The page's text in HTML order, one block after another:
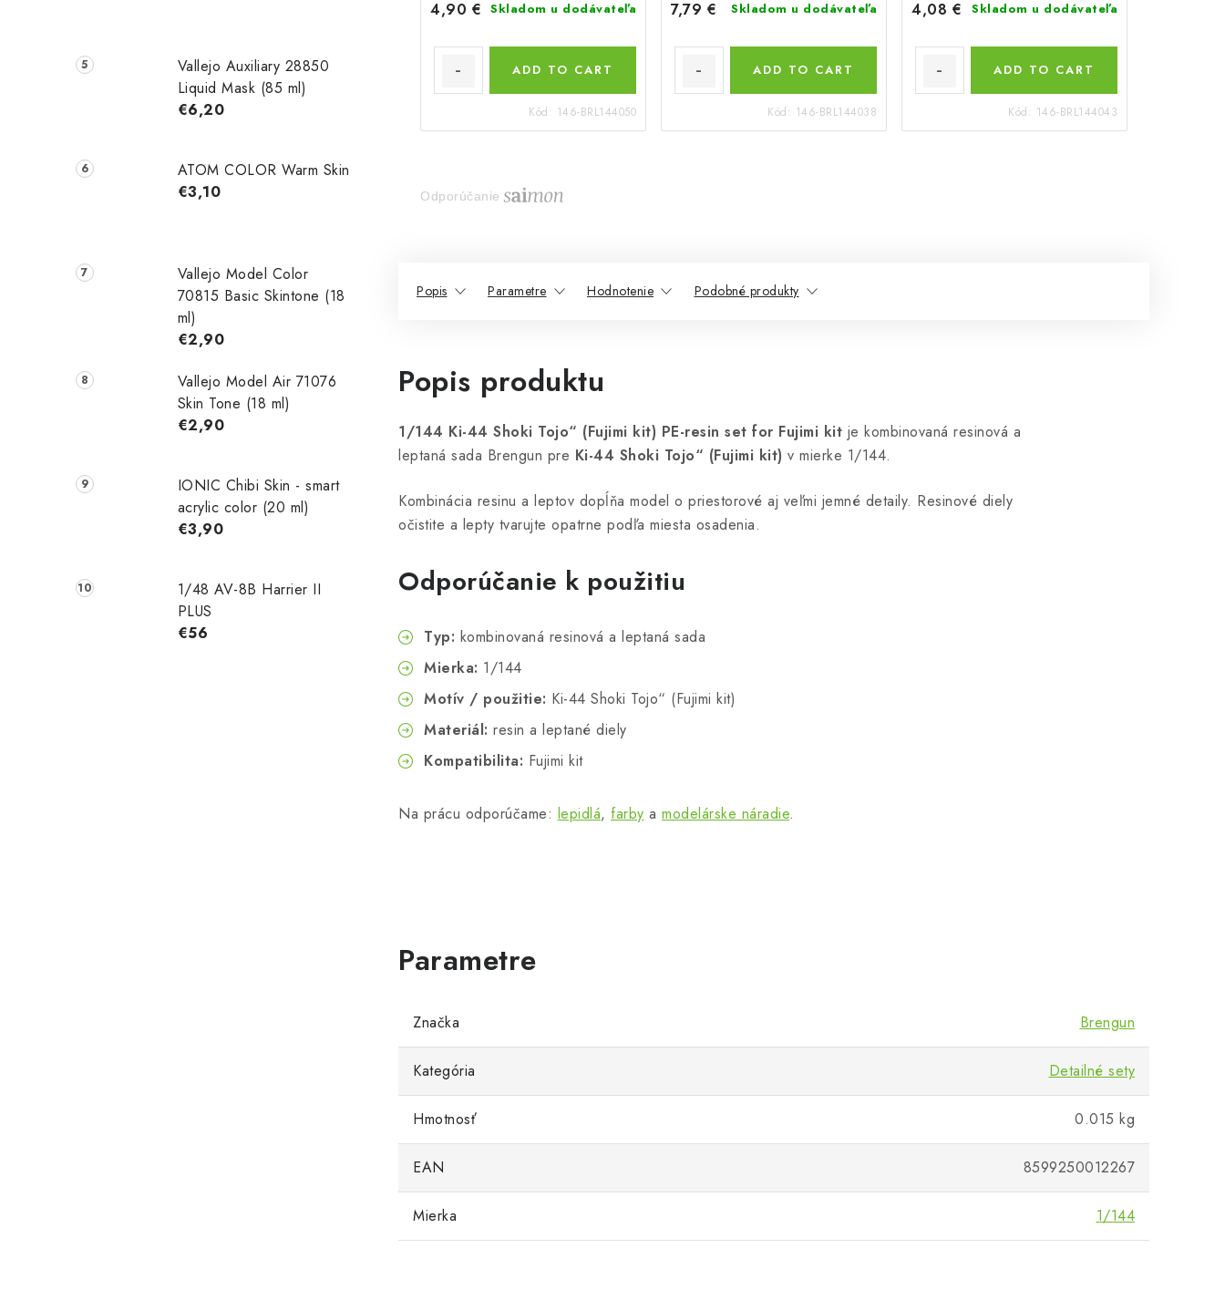
Vallejo Auxiliary 28850
Liquid Mask (85 ml)
€6,20
ATOM COLOR Warm Skin
€3,10
Vallejo Model Color
70815 Basic Skintone (18
ml)
€2,90
Vallejo Model Air 71076
Skin Tone (18 ml)
€2,90
IONIC Chibi Skin - smart
acrylic color (20 ml)
€3,90
1/48 AV-8B Harrier II
PLUS
€56
4,90 € Skladom u dodávateľa
ADD TO CART
Kód: 146-BRL144050
7,79 € Skladom u dodávateľa
ADD TO CART
Kód: 146-BRL144038
4,08 € Skladom u dodávateľa
ADD TO CART
Kód: 146-BRL144043
Odporúčanie
Popis Parametre Hodnotenie Podobné produkty
Popis produktu
1/144 Ki-44 Shoki Tojo“ (Fujimi kit) PE-resin set for Fujimi kit je kombinovaná resinová a
leptaná sada Brengun pre Ki-44 Shoki Tojo“ (Fujimi kit) v mierke 1/144.
Kombinácia resinu a leptov dopĺňa model o priestorové aj veľmi jemné detaily. Resinové diely
očistite a lepty tvarujte opatrne podľa miesta osadenia.
Odporúčanie k použitiu
Typ: kombinovaná resinová a leptaná sada
Mierka: 1/144
Motív / použitie: Ki-44 Shoki Tojo“ (Fujimi kit)
Materiál: resin a leptané diely
Kompatibilita: Fujimi kit
Na prácu odporúčame: lepidlá, farby a modelárske náradie.
Značka Brengun
Kategória Detailné sety
Hmotnosť 0.015 kg
EAN 8599250012267
Mierka 1/144